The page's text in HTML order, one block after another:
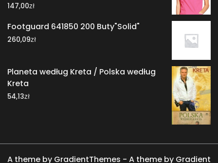
147,00zł
Footguard 641850 200 Buty"Solid"
260,09zł
Planeta według Kreta / Polska według
Kreta
54,13zł
A theme by GradientThemes - A theme by Gradient